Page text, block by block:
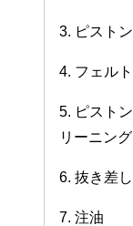
3. ピスト
4. フェル
5. ピスト
リーニン
6. 抜き差
7. 注油